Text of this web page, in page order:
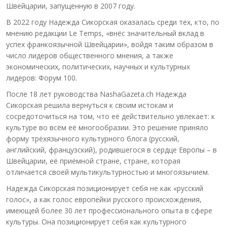
Швейцарии, запущенную в 2007 году.
В 2022 году Надежда Сикорская оказалась среди тех, кто, по
мнению редакции Le Temps, «внёс значительный вклад в
успех франкоязычной Швейцарии», войдя таким образом в
число лидеров общественного мнения, а также
экономических, политических, научных и культурных
лидеров: Форум 100.
После 18 лет руководства NashaGazeta.ch Надежда
Сикорская решила вернуться к своим истокам и
сосредоточиться на том, что её действительно увлекает: к
культуре во всём её многообразии. Это решение приняло
форму трёхязычного культурного блога (русский,
английский, французский), родившегося в сердце Европы – в
Швейцарии, её приёмной стране, стране, которая
отличается своей мультикультурностью и многоязычием.
Надежда Сикорская позиционирует себя не как «русский
голос», а как голос европейки русского происхождения,
имеющей более 30 лет профессионального опыта в сфере
культуры. Она позиционирует себя как культурного